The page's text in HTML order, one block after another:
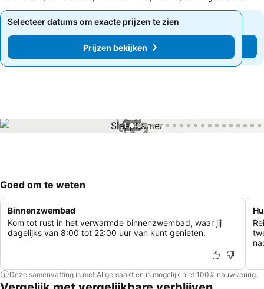
Selecteer datums om exacte prijzen te zien
Prijzen bekijken
Selecteer datums om exacte prijzen te zien
Prijzen bekijken
1 / 48
Goed om te weten
Binnenzwembad
Kom tot rust in het verwarmde binnenzwembad, waar jij
dagelijks van 8:00 tot 22:00 uur van kunt genieten.
Deze samenvatting is met AI gemaakt en is mogelijk niet 100% nauwkeurig.